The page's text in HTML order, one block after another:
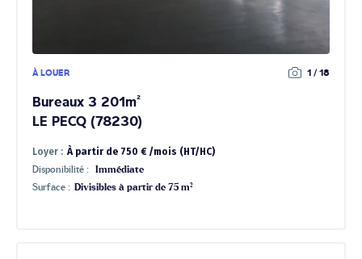
À LOUER 1 / 18
Bureaux 3 201m²
LE PECQ (78230)
Loyer : À partir de 750 € /mois (HT/HC)
Disponibilité :
Immédiate
Surface : Divisibles à partir de 75 m²